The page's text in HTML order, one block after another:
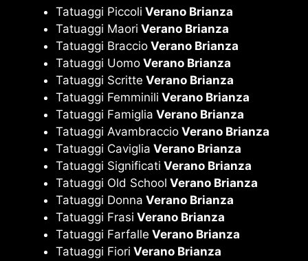
Tatuaggi Piccoli Verano Brianza
Tatuaggi Maori Verano Brianza
Tatuaggi Braccio Verano Brianza
Tatuaggi Uomo Verano Brianza
Tatuaggi Scritte Verano Brianza
Tatuaggi Femminili Verano Brianza
Tatuaggi Famiglia Verano Brianza
Tatuaggi Avambraccio Verano Brianza
Tatuaggi Caviglia Verano Brianza
Tatuaggi Significati Verano Brianza
Tatuaggi Old School Verano Brianza
Tatuaggi Donna Verano Brianza
Tatuaggi Frasi Verano Brianza
Tatuaggi Farfalle Verano Brianza
Tatuaggi Fiori Verano Brianza